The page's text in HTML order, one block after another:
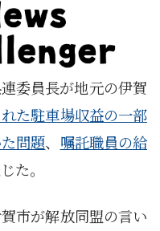
委員長が地元の伊賀
た駐車場収益の一部
問題、 嘱託職員の給
た。
市が解放同盟の言い